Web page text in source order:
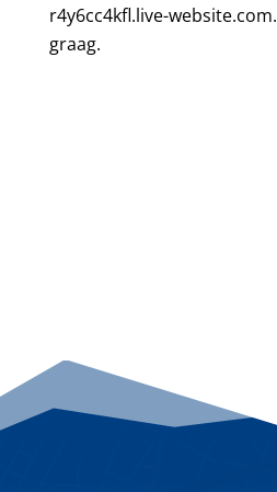
r4y6cc4kfl.live-website.com.
graag.